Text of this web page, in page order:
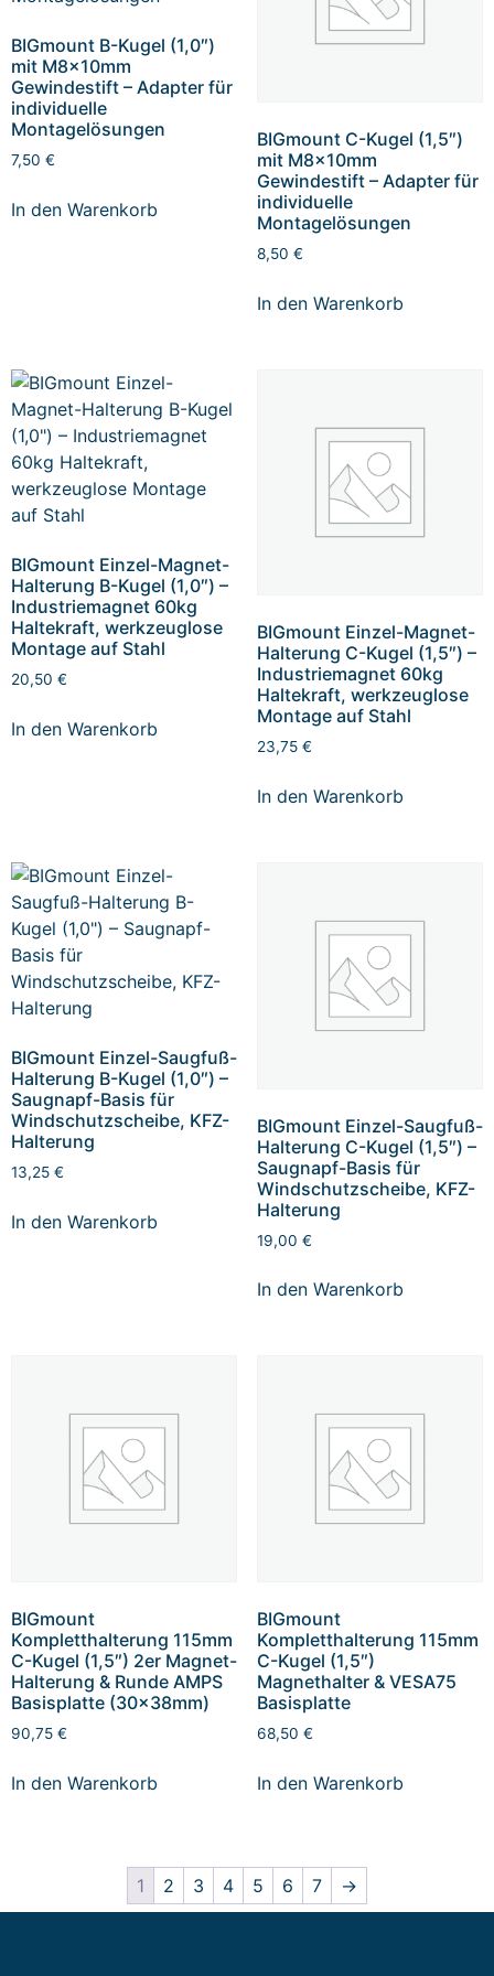
BIGmount B-Kugel (1,0″)
mit M8x10mm
Gewindestift – Adapter für
individuelle
Montagelösungen
7,50 €
In den Warenkorb
BIGmount C-Kugel (1,5″)
mit M8x10mm
Gewindestift – Adapter für
individuelle
Montagelösungen
8,50 €
In den Warenkorb
BIGmount Einzel-Magnet-
Halterung B-Kugel (1,0″) –
Industriemagnet 60kg
Haltekraft, werkzeuglose
Montage auf Stahl
20,50 €
In den Warenkorb
BIGmount Einzel-Magnet-
Halterung C-Kugel (1,5″) –
Industriemagnet 60kg
Haltekraft, werkzeuglose
Montage auf Stahl
23,75 €
In den Warenkorb
BIGmount Einzel-Saugfuß-
Halterung B-Kugel (1,0″) –
Saugnapf-Basis für
Windschutzscheibe, KFZ-
Halterung
13,25 €
In den Warenkorb
BIGmount Einzel-Saugfuß-
Halterung C-Kugel (1,5″) –
Saugnapf-Basis für
Windschutzscheibe, KFZ-
Halterung
19,00 €
In den Warenkorb
BIGmount
Kompletthalterung 115mm
C-Kugel (1,5″) 2er Magnet-
Halterung & Runde AMPS
Basisplatte (30x38mm)
90,75 €
In den Warenkorb
BIGmount
Kompletthalterung 115mm
C-Kugel (1,5″)
Magnethalter & VESA75
Basisplatte
68,50 €
In den Warenkorb
1 2 3 4 5 6 7 →